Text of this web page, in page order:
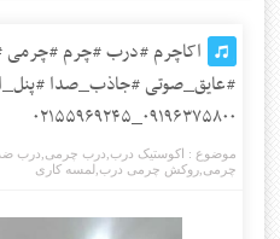
اکاچرم #درب #چرم
#عایق_صوتی #جاذب_صدا
۰۹۱۹۶۳۷۵۸۰۰_۰۲۱۵۵۹۶۹۲۴۵
موضوع : اکوستیک درب درب چرمی درب
چرمی ,روکش چرمی درب لمسه کاری